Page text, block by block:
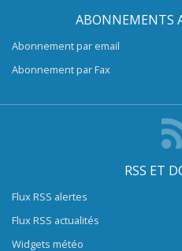
ABONNEMENTS
Abonnement par email
Abonnement par Fax
RSS ET
Flux RSS alertes
Flux RSS actualités
Widgets météo